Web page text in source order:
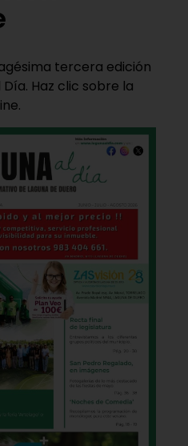
tercera edición
Haz clic sobre la